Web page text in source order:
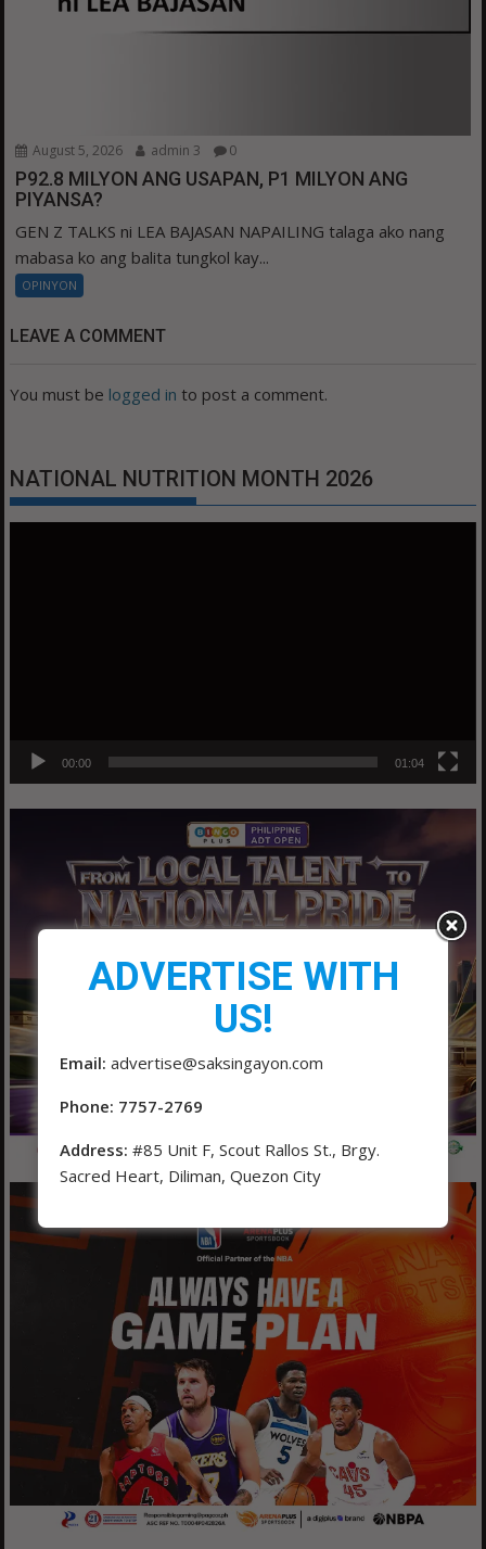
August 5, 2026 admin 3 0
P92.8 MILYON ANG USAPAN, P1 MILYON ANG
PIYANSA?
GEN Z TALKS ni LEA BAJASAN NAPAILING talaga ako nang
mabasa ko ang balita tungkol kay...
OPINYON
LEAVE A COMMENT
You must be logged in to post a comment.
NATIONAL NUTRITION MONTH 2026
00:00 01:04
ADVERTISE WITH
US!
Email: advertise@saksingayon.com
Phone: 7757-2769
Address: #85 Unit F, Scout Rallos St., Brgy.
Sacred Heart, Diliman, Quezon City